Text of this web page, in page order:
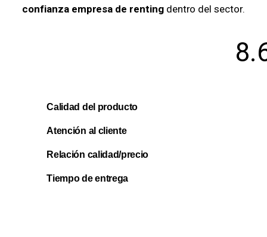
confianza empresa de rentingdentro del sector.
Calidad del producto
Atención al cliente
Relación calidad/precio
Tiempo de entrega